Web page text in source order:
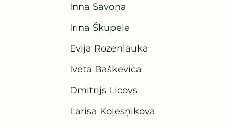
Inna Savoņa
Irina Šķupele
Evija Rozenlauka
Iveta Baškevica
Dmitrijs Licovs
Larisa Koļesņikova